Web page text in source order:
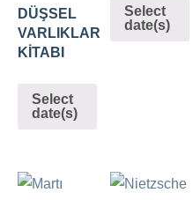
DÜŞSEL
VARLIKLAR
KİTABI
Select
date(s)
Select
date(s)